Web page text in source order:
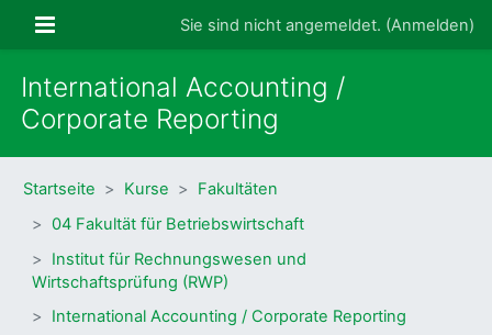
Website-ÜbersichtSie sind nicht angemeldet. (Anmelden)
International Accounting /
Corporate Reporting
Startseite Kurse
Fakultäten
04 Fakultät für Betriebswirtschaft
Institut für Rechnungswesen und
Wirtschaftsprüfung (RWP)
International Accounting / Corporate Reporting